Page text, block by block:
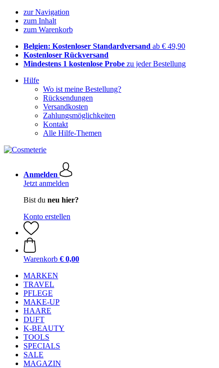
zur Navigation
zum Inhalt
zum Warenkorb
Belgien: Kostenloser Standardversand ab € 49,90
Kostenloser Rückversand
Mindestens 1 kostenlose Probe zu jeder Bestellung
Hilfe
Wo ist meine Bestellung?
Rücksendungen
Versandkosten
Zahlungsmöglichkeiten
Kontakt
Alle Hilfe-Themen
Anmelden
Jetzt anmelden
Bist du neu hier?
Konto erstellen
Warenkorb € 0,00
MARKEN
TRAVEL
PFLEGE
MAKE-UP
HAARE
DUFT
K-BEAUTY
TOOLS
SPECIALS
SALE
MAGAZIN